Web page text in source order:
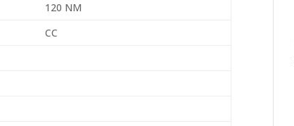
120 NM
CC